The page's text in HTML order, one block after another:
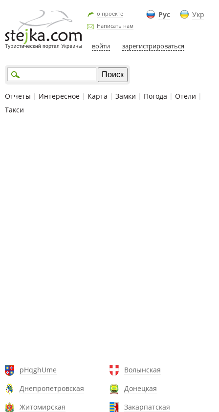
Рус Укр
о проекте
Написать нам
войти зарегистрироваться
Отчеты | Интересное | Карта | Замки | Погода | Отели |
Такси
pHqghUme
Волынская
Днепропетровская
Донецкая
Житомирская
Закарпатская